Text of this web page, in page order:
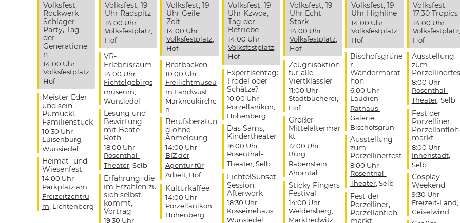
Volksfest,
Rockwerk
Schlager
Party, Tag
der
Generatione
n
14:00 Uhr
Volksfestplatz,
Hof
Meister Eder
und sein
Pumuckl,
Familienstück
10:30 Uhr
Luisenburg,
Wunsiedel
Heimat- und
Wiesenfest
14:00 Uhr
Parkplatz am
Freizeitzentru
m, Lichtenberg
Volksfest, 19
Uhr Radspitz
14:00 Uhr
Volksfestplatz,
Hof
VR-
Erlebnisraum
14:00 Uhr
Fichtelgebirgs
museum,
Wunsiedel
Lesung und
Bewirtung
mit Beate
Roth
18:00 Uhr
Rosenthal-
Theater, Selb
Erfahrung, die
im Erzählen zu
sich selbst
kommt,
Vortrag
19:30 Uhr
Volksfest, 19
Uhr Geile
Zeit
14:00 Uhr
Volksfestplatz,
Hof
Brotbacken
10:00 Uhr
Freilichtmuseu
m Landwüst,
Markneukirche
n
Berufsberatun
g ohne
Anmeldung
14:00 Uhr
BIZ der
Agentur für
Arbeit, Hof
Kulturkaffee
14:00 Uhr
Porzellanikon,
Hohenberg
Volksfest, 19
Uhr Kzwoa,
Tag der
Betriebe
14:00 Uhr
Volksfestplatz,
Hof
Expertisentag:
Trödel oder
Schätze?
10:00 Uhr
Porzellanikon,
Hohenberg
Das Sams,
Kindertheater
16:00 Uhr
Rosenthal-
Theater, Selb
FichtelSunset
Session,
Afterwork
18:30 Uhr
Kösseinehaus,
Wunsiedel
Volksfest, 19
Uhr Echt
Stark
14:00 Uhr
Volksfestplatz,
Hof
Zeugnisaktion
für alle
Viertklässler
11:00 Uhr
Stadtbücherei,
Hof
Großer
Mittelaltermar
kt
12:00 Uhr
Burg
Rabenstein,
Ahorntal
Sticky Fingers
Festival
14:00 Uhr
Weidersberg,
Marktredwitz
Volksfest, 19
Uhr Highline
14:00 Uhr
Volksfestplatz,
Hof
Bischofsgrüne
r
Wandermarat
hon
6:00 Uhr
Laudien-
Rathaus-
Galerie,
Bischofsgrün
Ausstellung
zum
Porzellinerfest
8:00 Uhr
Rosenthal-
Theater, Selb
Fest der
Porzelliner,
Porzellanfloh
markt
Volksfest,
17:30 Tropics
14:00 Uhr
Volksfestplatz,
Hof
Ausstellung
zum
8:00 Uhr
Rosenthal-
Theater, Selb
Fest der
Porzelliner,
Porzellanfloh
markt
8:00 Uhr
Innenstadt,
Selb
Cosplay
Weekend
9:30 Uhr
Freizeit-Land,
Geiselwind